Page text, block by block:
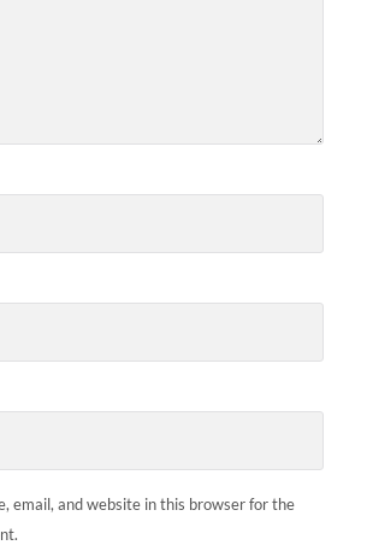
email, and website in this browser for the